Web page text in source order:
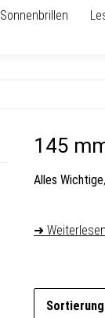
Sonnenbrillen
145
Alles Wichtige
➜
Sortierung